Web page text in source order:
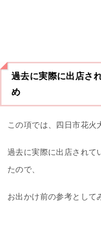
過去に実際に出店さ
め
この項では、四日市花火
過去に実際に出店されて
たので、
お出かけ前の参考として